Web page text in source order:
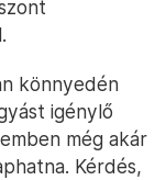
vált
meg.
posztra